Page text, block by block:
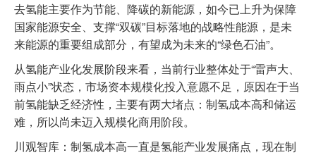
去氢能主要作为节能、降碳的新能源，如今已上升为保障
国家能源安全、支撑“双碳”目标落地的战略性能源，是未
来能源的重要组成部分，有望成为未来的“绿色石油”。
从氢能产业化发展阶段来看，当前行业整体处于“雷声大、
雨点小”状态，市场资本规模化投入意愿不足，原因在于当
前氢能缺乏经济性，主要有两大堵点：制氢成本高和储运
难，所以尚未迈入规模化商用阶段。
川观智库：制氢成本高一直是氢能产业发展痛点，现在制